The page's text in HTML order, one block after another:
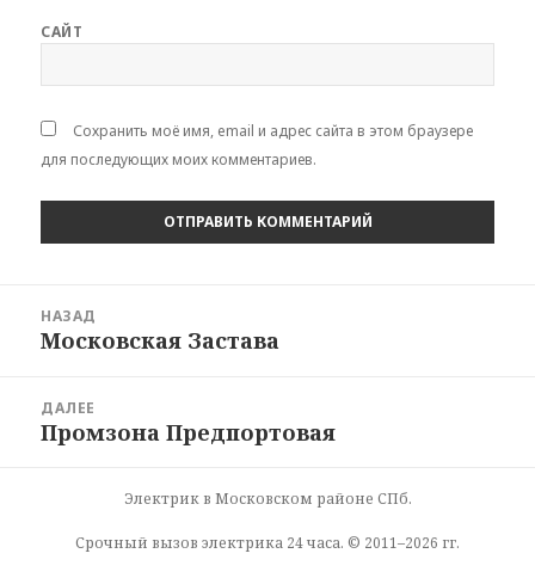
САЙТ
Сохранить моё имя, email и адрес сайта в этом браузере
для последующих моих комментариев.
записям
НАЗАД
Предыдущая
Московская Застава
ДАЛЕЕ
Следующая
Промзона Предпортовая
Электрик в Московском районе СПб.
Срочный вызов электрика 24 часа. © 2011–2026 гг.